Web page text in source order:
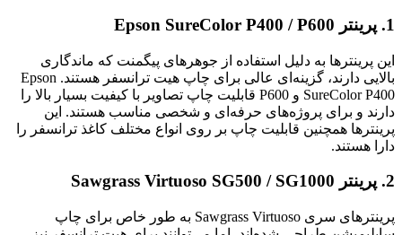
1. پرینتر Epson SureColor P400 / P600
این پرینترها به دلیل استفاده از جوهرهای پیگمنت که ماندگاری
بالایی دارند، گزینه‌ای عالی برای چاپ هیت ترانسفر هستند. Epson
SureColor P400 و P600 قابلیت چاپ تصاویر با کیفیت بسیار بالا را
دارند و برای پروژه‌های حرفه‌ای و شخصی مناسب هستند. این
پرینترها همچنین قابلیت چاپ بر روی انواع مختلف کاغذ ترانسفر را
دارا هستند.
2. پرینتر Sawgrass Virtuoso SG500 / SG1000
پرینترهای سری Sawgrass Virtuoso به طور خاص برای چاپ